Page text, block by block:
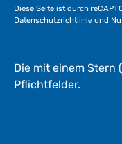
g
Diese Seite ist durch
Datenschutzrichtlinie und
Die mit einem Stern
Pflichtfelder.